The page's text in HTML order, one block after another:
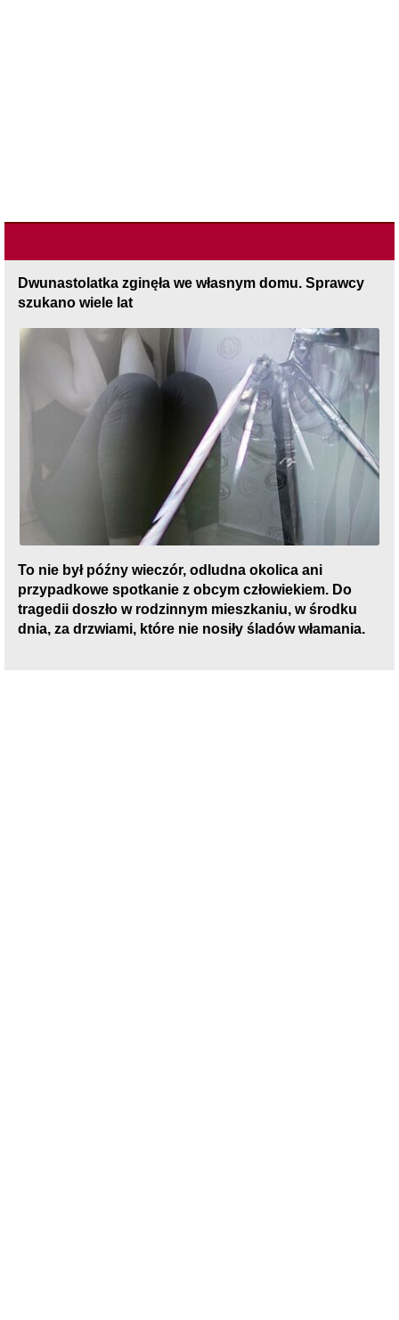
Dwunastolatka zginęła we własnym domu. Sprawcy
szukano wiele lat
To nie był późny wieczór, odludna okolica ani
przypadkowe spotkanie z obcym człowiekiem. Do
tragedii doszło w rodzinnym mieszkaniu, w środku
dnia, za drzwiami, które nie nosiły śladów włamania.